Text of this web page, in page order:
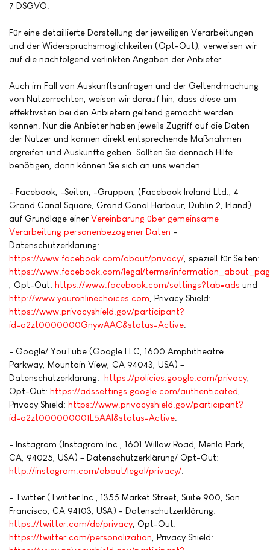
7 DSGVO.
Für eine detaillierte Darstellung der jeweiligen Verarbeitungen
und der Widerspruchsmöglichkeiten (Opt-Out), verweisen wir
auf die nachfolgend verlinkten Angaben der Anbieter.
Auch im Fall von Auskunftsanfragen und der Geltendmachung
von Nutzerrechten, weisen wir darauf hin, dass diese am
effektivsten bei den Anbietern geltend gemacht werden
können. Nur die Anbieter haben jeweils Zugriff auf die Daten
der Nutzer und können direkt entsprechende Maßnahmen
ergreifen und Auskünfte geben. Sollten Sie dennoch Hilfe
benötigen, dann können Sie sich an uns wenden.
- Facebook, -Seiten, -Gruppen, (Facebook Ireland Ltd., 4
Grand Canal Square, Grand Canal Harbour, Dublin 2, Irland)
auf Grundlage einer Vereinbarung über gemeinsame
Verarbeitung personenbezogener Daten -
Datenschutzerklärung:
https://www.facebook.com/about/privacy/ , speziell für Seiten:
https://www.facebook.com/legal/terms/
, Opt-Out: https://www.facebook.com/settings?tab=ads und
http://www.youronlinechoices.com , Privacy Shield:
https://www.privacyshield.gov/participant?
id=a2zt0000000GnywAAC&status=Active
- Google/ YouTube (Google LLC, 1600 Amphitheatre
Parkway, Mountain View, CA 94043, USA) –
Datenschutzerklärung: https://policies.google.com/privacy
Opt-Out: https://adssettings.google.com/authenticated
Privacy Shield: https://www.privacyshield.gov/participant?
id=a2zt000000001L5AAI&status=Active
- Instagram (Instagram Inc., 1601 Willow Road, Menlo Park,
CA, 94025, USA) – Datenschutzerklärung/ Opt-Out:
http://instagram.com/about/legal/privacy/
- Twitter (Twitter Inc., 1355 Market Street, Suite 900, San
Francisco, CA 94103, USA) - Datenschutzerklärung:
https://twitter.com/de/privacy , Opt-Out:
https://twitter.com/personalization , Privacy Shield: